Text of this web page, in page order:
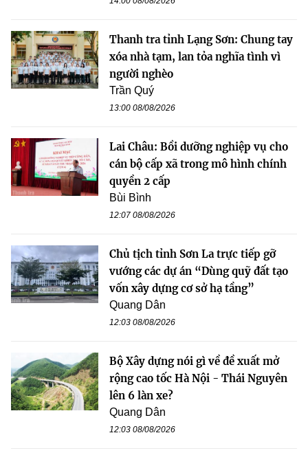
Thanh tra tỉnh Lạng Sơn: Chung tay
xóa nhà tạm, lan tỏa nghĩa tình vì
người nghèo
Trần Quý
13:00 08/08/2026
Lai Châu: Bồi dưỡng nghiệp vụ cho
cán bộ cấp xã trong mô hình chính
quyền 2 cấp
Bùi Bình
12:07 08/08/2026
Chủ tịch tỉnh Sơn La trực tiếp gỡ
vướng các dự án “Dùng quỹ đất tạo
vốn xây dựng cơ sở hạ tầng”
Quang Dân
12:03 08/08/2026
Bộ Xây dựng nói gì về đề xuất mở
rộng cao tốc Hà Nội - Thái Nguyên
lên 6 làn xe?
Quang Dân
12:03 08/08/2026